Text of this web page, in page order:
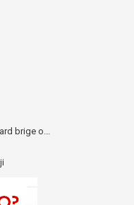
brige o...